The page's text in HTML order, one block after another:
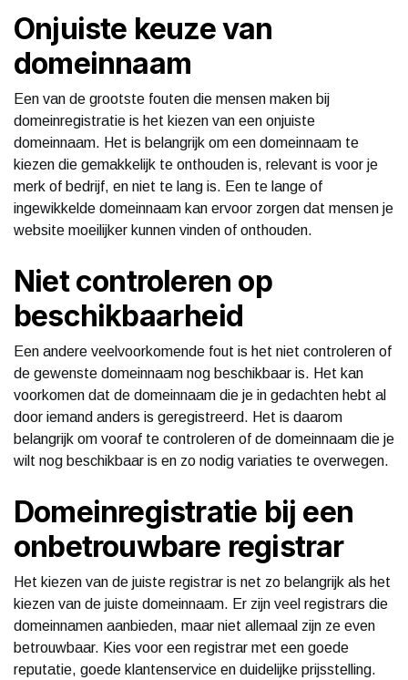
Onjuiste keuze van
domeinnaam
Een van de grootste fouten die mensen maken bij
domeinregistratie is het kiezen van een onjuiste
domeinnaam. Het is belangrijk om een domeinnaam te
kiezen die gemakkelijk te onthouden is, relevant is voor je
merk of bedrijf, en niet te lang is. Een te lange of
ingewikkelde domeinnaam kan ervoor zorgen dat mensen je
website moeilijker kunnen vinden of onthouden.
Niet controleren op
beschikbaarheid
Een andere veelvoorkomende fout is het niet controleren of
de gewenste domeinnaam nog beschikbaar is. Het kan
voorkomen dat de domeinnaam die je in gedachten hebt al
door iemand anders is geregistreerd. Het is daarom
belangrijk om vooraf te controleren of de domeinnaam die je
wilt nog beschikbaar is en zo nodig variaties te overwegen.
Domeinregistratie bij een
onbetrouwbare registrar
Het kiezen van de juiste registrar is net zo belangrijk als het
kiezen van de juiste domeinnaam. Er zijn veel registrars die
domeinnamen aanbieden, maar niet allemaal zijn ze even
betrouwbaar. Kies voor een registrar met een goede
reputatie, goede klantenservice en duidelijke prijsstelling.